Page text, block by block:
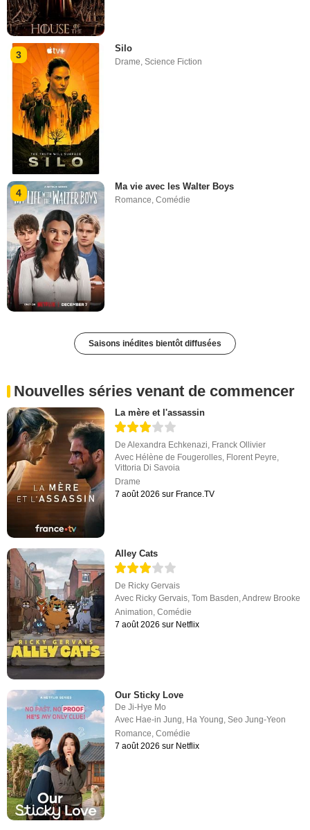
3
Silo
Drame,Science Fiction
4
Ma vie avec les Walter Boys
Romance ,Comédie
Saisons inédites bientôt diffusées
Nouvelles séries venant de commencer
La mère et l'assassin
DeAlexandra Echkenazi, Franck Ollivier
Avec Hélène de Fougerolles, Florent Peyre,
Vittoria Di Savoia
Drame
7 août 2026 sur France.TV
Alley Cats
De Ricky Gervais
Avec Ricky Gervais,Tom Basden,Andrew Brooke
Animation,Comédie
7 août 2026 sur Netflix
Our Sticky Love
DeJi-Hye Mo
Avec Hae-in Jung Ha Young ,Seo Jung-Yeon
Romance ,Comédie
7 août 2026 sur Netflix